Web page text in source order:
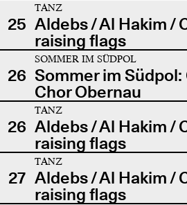
25
TANZ
Aldebs / Al Hakim /
raising flags
26
SOMMER IM SÜDPOL
Sommer im
Chor Obernau
26
TANZ
Aldebs / Al Hakim /
raising flags
27
TANZ
Aldebs / Al Hakim /
raising flags